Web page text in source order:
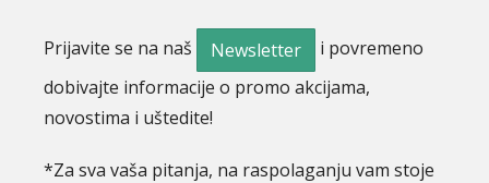
Prijavite se na naš Newsletter
i povremeno
dobivajte informacije o promo akcijama,
novostima i uštedite!
*Za sva vaša pitanja, na raspolaganju vam stoje